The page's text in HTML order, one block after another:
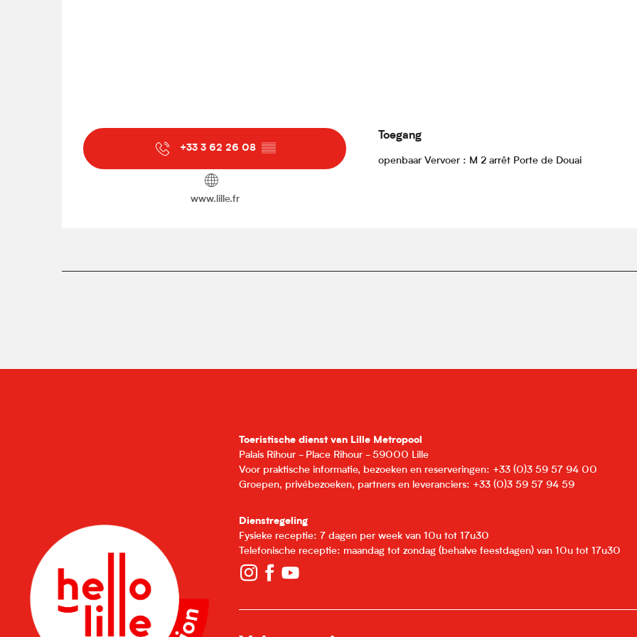
+33 3 62 26 08 ▒▒
www.lille.fr
Toegang
Toegang
openbaar Vervoer : M 2 arrêt Porte de Douai
Toeristische dienst van Lille Metropool
Palais Rihour - Place Rihour - 59000 Lille
Voor praktische informatie, bezoeken en reserveringen: +33 (0)3 59 57 94 00
Groepen, privébezoeken, partners en leveranciers: +33 (0)3 59 57 94 59
Dienstregeling
Fysieke receptie: 7 dagen per week van 10u tot 17u30
Telefonische receptie: maandag tot zondag (behalve feestdagen) van 10u tot 17u30